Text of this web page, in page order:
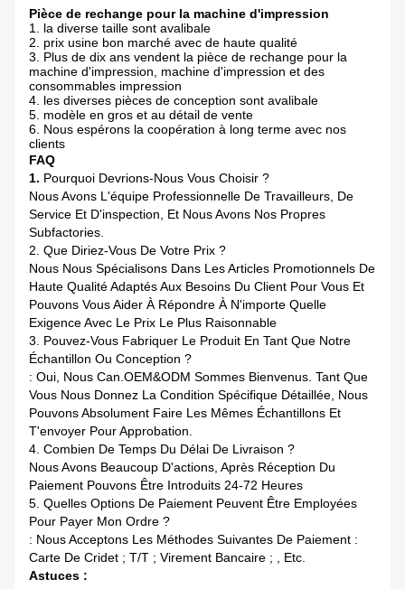
Pièce de rechange pour la machine d'impression
1. la diverse taille sont avalibale
2. prix usine bon marché avec de haute qualité
3. Plus de dix ans vendent la pièce de rechange pour la
machine d'impression, machine d'impression et des
consommables impression
4. les diverses pièces de conception sont avalibale
5. modèle en gros et au détail de vente
6. Nous espérons la coopération à long terme avec nos
clients
FAQ
1. Pourquoi Devrions-Nous Vous Choisir ?
Nous Avons L'équipe Professionnelle De Travailleurs, De
Service Et D'inspection, Et Nous Avons Nos Propres
Subfactories.
2. Que Diriez-Vous De Votre Prix ?
Nous Nous Spécialisons Dans Les Articles Promotionnels De
Haute Qualité Adaptés Aux Besoins Du Client Pour Vous Et
Pouvons Vous Aider À Répondre À N'importe Quelle
Exigence Avec Le Prix Le Plus Raisonnable
3. Pouvez-Vous Fabriquer Le Produit En Tant Que Notre
Échantillon Ou Conception ?
: Oui, Nous Can.OEM&ODM Sommes Bienvenus. Tant Que
Vous Nous Donnez La Condition Spécifique Détaillée, Nous
Pouvons Absolument Faire Les Mêmes Échantillons Et
T'envoyer Pour Approbation.
4. Combien De Temps Du Délai De Livraison ?
Nous Avons Beaucoup D'actions, Après Réception Du
Paiement Pouvons Être Introduits 24-72 Heures
5. Quelles Options De Paiement Peuvent Être Employées
Pour Payer Mon Ordre ?
: Nous Acceptons Les Méthodes Suivantes De Paiement :
Carte De Cridet ; T/T ; Virement Bancaire ; , Etc.
Astuces :